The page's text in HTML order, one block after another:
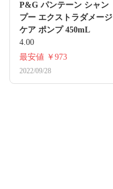
P&G パンテーン シャン
プー エクストラダメージ
ケア ポンプ 450mL
4.00
最安値 ￥973
2022/09/28